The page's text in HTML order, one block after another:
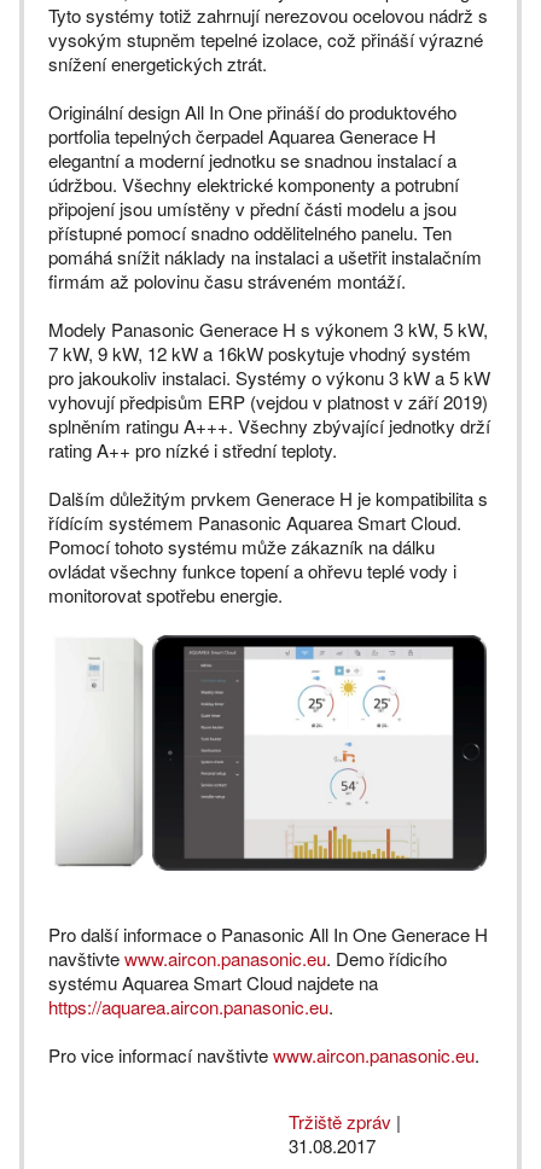
Tyto systémy totiž zahrnují nerezovou ocelovou nádrž s
vysokým stupněm tepelné izolace, což přináší výrazné
snížení energetických ztrát.
Originální design All In One přináší do produktového
portfolia tepelných čerpadel Aquarea Generace H
elegantní a moderní jednotku se snadnou instalací a
údržbou. Všechny elektrické komponenty a potrubní
připojení jsou umístěny v přední části modelu a jsou
přístupné pomocí snadno oddělitelného panelu. Ten
pomáhá snížit náklady na instalaci a ušetřit instalačním
firmám až polovinu času stráveném montáží.
Modely Panasonic Generace H s výkonem 3 kW, 5 kW,
7 kW, 9 kW, 12 kW a 16kW poskytuje vhodný systém
pro jakoukoliv instalaci. Systémy o výkonu 3 kW a 5 kW
vyhovují předpisům ERP (vejdou v platnost v září 2019)
splněním ratingu A+++. Všechny zbývající jednotky drží
rating A++ pro nízké i střední teploty.
Dalším důležitým prvkem Generace H je kompatibilita s
řídícím systémem Panasonic Aquarea Smart Cloud.
Pomocí tohoto systému může zákazník na dálku
ovládat všechny funkce topení a ohřevu teplé vody i
monitorovat spotřebu energie.
Pro další informace o Panasonic All In One Generace H
navštivtewww.aircon.panasonic.eu. Demo řídicího
systému Aquarea Smart Cloud najdete na
https://aquarea.aircon.panasonic.eu.
Pro vice informací navštivtewww.aircon.panasonic.eu.
Tržiště zpráv |
31.08.2017